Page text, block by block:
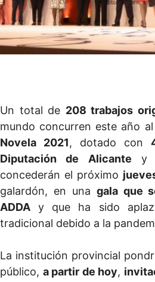
Un total de 208 trabajos
mundo concurren este año al
Novela 2021, dotado con
Diputación de Alicante y
concederán el próximo
galardón, en una gala que
ADDA y que ha sido
tradicional debido a la
La institución provincial
público, a partir de hoy,